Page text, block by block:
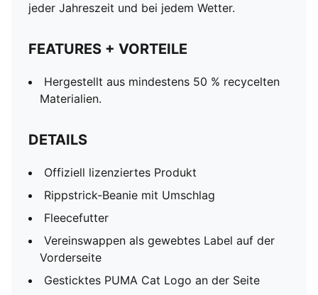
jeder Jahreszeit und bei jedem Wetter.
FEATURES + VORTEILE
Hergestellt aus mindestens 50 % recycelten
Materialien.
DETAILS
Offiziell lizenziertes Produkt
Rippstrick-Beanie mit Umschlag
Fleecefutter
Vereinswappen als gewebtes Label auf der
Vorderseite
Gesticktes PUMA Cat Logo an der Seite